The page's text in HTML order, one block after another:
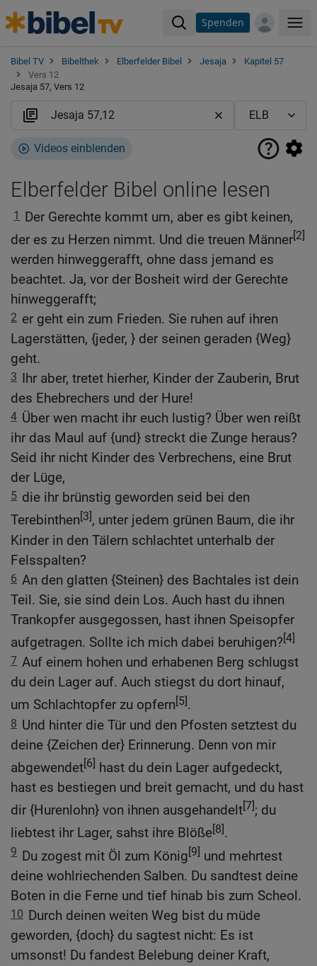
Spenden
Bibel TV Bibelthek Elberfelder Bibel Jesaja
Kapitel 57
Vers 12
Jesaja 57, Vers 12
Videos einblenden
Elberfelder Bibel online lesen
1 Der Gerechte kommt um, aber es gibt keinen,
der es zu Herzen nimmt. Und die treuen Männer[2]
werden hinweggerafft, ohne dass jemand es
beachtet. Ja, vor der Bosheit wird der Gerechte
hinweggerafft;
2 er geht ein zum Frieden. Sie ruhen auf ihren
Lagerstätten, {jeder, } der seinen geraden {Weg}
geht.
3 Ihr aber, tretet hierher, Kinder der Zauberin, Brut
des Ehebrechers und der Hure!
4 Über wen macht ihr euch lustig? Über wen reißt
ihr das Maul auf {und} streckt die Zunge heraus?
Seid ihr nicht Kinder des Verbrechens, eine Brut
der Lüge,
5 die ihr brünstig geworden seid bei den
Terebinthen[3], unter jedem grünen Baum, die ihr
Kinder in den Tälern schlachtet unterhalb der
Felsspalten?
6 An den glatten {Steinen} des Bachtales ist dein
Teil. Sie, sie sind dein Los. Auch hast du ihnen
Trankopfer ausgegossen, hast ihnen Speisopfer
aufgetragen. Sollte ich mich dabei beruhigen?[4]
7 Auf einem hohen und erhabenen Berg schlugst
du dein Lager auf. Auch stiegst du dort hinauf,
um Schlachtopfer zu opfern[5].
8 Und hinter die Tür und den Pfosten setztest du
deine {Zeichen der} Erinnerung. Denn von mir
abgewendet[6] hast du dein Lager aufgedeckt,
hast es bestiegen und breit gemacht, und du hast
dir {Hurenlohn} von ihnen ausgehandelt[7]; du
liebtest ihr Lager, sahst ihre Blöße[8].
9 Du zogest mit Öl zum König[9] und mehrtest
deine wohlriechenden Salben. Du sandtest deine
Boten in die Ferne und tief hinab bis zum Scheol.
10 Durch deinen weiten Weg bist du müde
geworden, {doch} du sagtest nicht: Es ist
umsonst! Du fandest Belebung deiner Kraft,